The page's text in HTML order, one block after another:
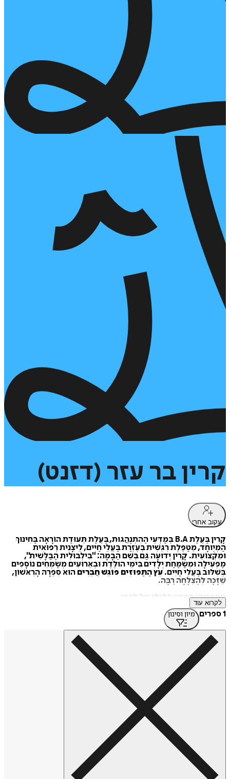
קרין בר עזר (דזנט)
עקוב אחרי
קָרִין בַּעֲלַת B.A בְּמַדְּעֵי הַהִתְנַהֲגוּת, בַּעֲלַת תְּעוּדַת הוֹרָאָה בַּחִינּוּךְ
הַמְיֻוחָד, מְטַפֶּלֶת רִגְשִׁית בְּעֶזְרַת בַּעֲלֵי חַיִּים, לֵיצָנִית רְפוּאִית
וּמִקְצוֹעִית. קָרִין יְדוּעָה גַּם בְּשֵׁם הַבָּמָה: "בִּילְבּוּלִית הַבַּלָּשִׁית",
מַפְעִילָה וּמְשַׂמַּחַת יְלָדִים בִּימֵי הוּלֶּדֶת וּבְאֵרוּעִים מְשַׂמְּחִים נוֹסָפִים
בְּשִׁלּוּב בַּעֲלֵי חַיִּים. עֵץ הַתַּפּוּזִים פּוֹגֵשׁ חֲבֵרִים הוּא סִפְרָהּ הָרִאשׁוֹן,
שֶׁזָּכָה לְהַצְלָחָה רַבָּה.
מספריה:המסע הלילי של לביא.
לקרוא עוד
1 ספרים מיון וסינון